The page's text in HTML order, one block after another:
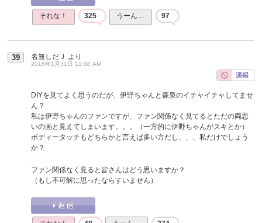
それな！ 325 うーん… 97
39 名無しだＪ より
2016年1月31日 11:08 AM
DIYを見てよく思うのだが、伊野ちゃんと森泉のイチャイチャしてませ
ん？
私は伊野ちゃんのファンですが、ファン関係なく見てるとただの両思
いの画と見えてしまいます。。。（一方的に伊野ちゃんがスキとか）
ボディータッチもどちらかと言えば多い方だし、、、私だけでしょう
か？
ファン関係なく見ると皆さんはどう思いますか？
（もし不可解に思ったならすいません）